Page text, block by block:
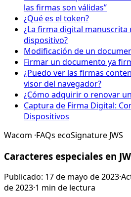
las firmas son válidas”
¿Qué es el token?
¿La firma digital
dispositivo?
Modificación de un
Firmar un documento ya
¿Puedo ver las firmas
visor del navegador?
¿Cómo adquirir o renovar
Captura de Firma Digital:
Dispositivos
Wacom ·FAQs ecoSignature JWS
Caracteres especiales en
Publicado: 17 de mayo de 2023·
de 2023·1 min de lectura